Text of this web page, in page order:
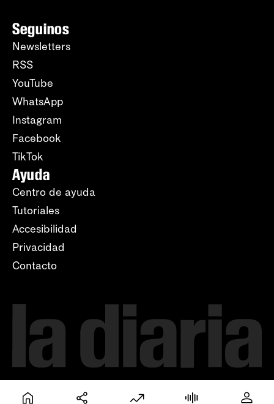
Seguinos
Newsletters
RSS
YouTube
WhatsApp
Instagram
Facebook
TikTok
Ayuda
Centro de ayuda
Tutoriales
Accesibilidad
Privacidad
Contacto